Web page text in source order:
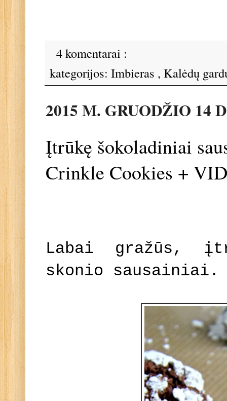
4 komentarai :
kategorijos: Imbieras , Kalėdų
2015 M. GRUODŽIO 14
Įtrūkę šokoladiniai
Crinkle Cookies +
Labai gražūs,
skonio sausainiai.